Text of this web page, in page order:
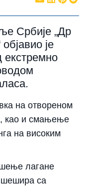
Србије „Др
је
екстремно
на отвореном
као и смањење
на високим
лагане
шешира са